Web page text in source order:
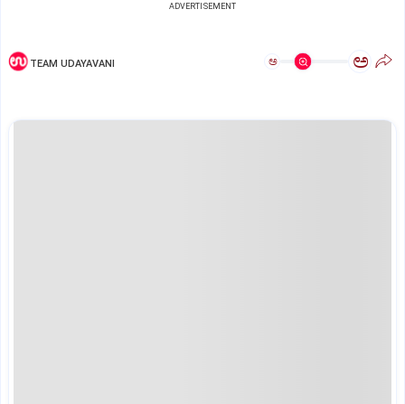
ADVERTISEMENT
TEAM UDAYAVANI ಅ ಅ